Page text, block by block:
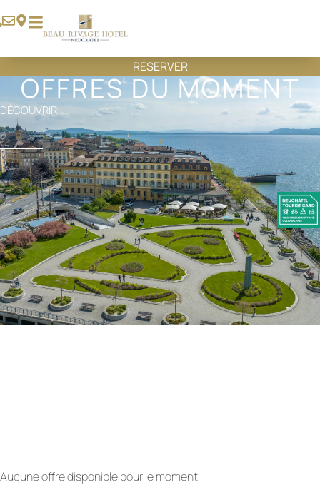
RÉSERVER
OFFRES DU MOMENT
DÉCOUVRIR
Aucune offre disponible pour le moment